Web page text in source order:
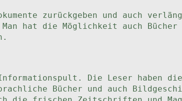
zurückgeben und auch
Man hat die Möglichkeit auch
Die Leser haben
Bücher und auch